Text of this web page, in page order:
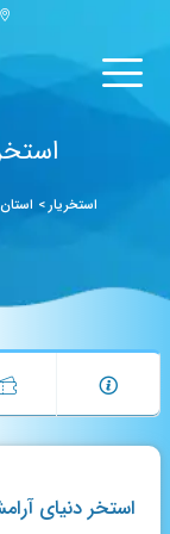
استخریار>
استخر دنیای